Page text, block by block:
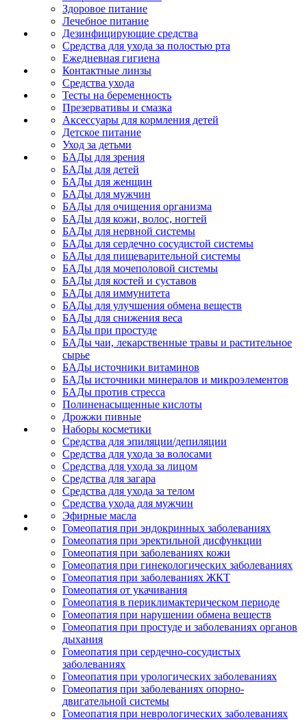
Здоровое питание
Лечебное питание
Дезинфицирующие средства
Средства для ухода за полостью рта
Ежедневная гигиена
Контактные линзы
Средства ухода
Тесты на беременность
Презервативы и смазка
Аксессуары для кормления детей
Детское питание
Уход за детьми
БАДы для зрения
БАДы для детей
БАДы для женщин
БАДы для мужчин
БАДы для очищения организма
БАДы для кожи, волос, ногтей
БАДы для нервной системы
БАДы для сердечно сосудистой системы
БАДы для пищеварительной системы
БАДы для мочеполовой системы
БАДы для костей и суставов
БАДы для иммунитета
БАДы для улучшения обмена веществ
БАДы для снижения веса
БАДы при простуде
БАДы чаи, лекарственные травы и растительное
сырье
БАДы источники витаминов
БАДы источники минералов и микроэлементов
БАДы против стресса
Полиненасыщенные кислоты
Дрожжи пивные
Наборы косметики
Средства для эпиляции/депиляции
Средства для ухода за волосами
Средства для ухода за лицом
Средства для загара
Средства для ухода за телом
Средства ухода для мужчин
Эфирные масла
Гомеопатия при эндокринных заболеваниях
Гомеопатия при эректильной дисфункции
Гомеопатия при заболеваниях кожи
Гомеопатия при гинекологических заболеваниях
Гомеопатия при заболеваниях ЖКТ
Гомеопатия от укачивания
Гомеопатия в периклимактерическом периоде
Гомеопатия при нарушении обмена веществ
Гомеопатия при простуде и заболеваниях органов
дыхания
Гомеопатия при сердечно-сосудистых
заболеваниях
Гомеопатия при урологических заболеваниях
Гомеопатия при заболеваниях опорно-
двигательной системы
Гомеопатия при неврологических заболеваниях